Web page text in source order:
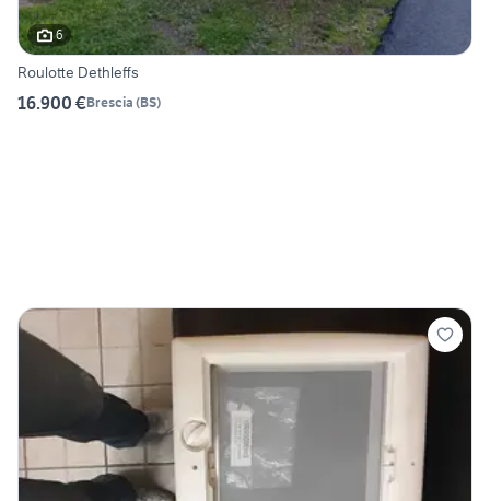
6
Roulotte Dethleffs
16.900 €Brescia (BS)